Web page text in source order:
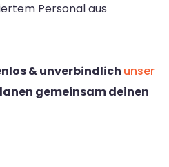
Personal aus
& unverbindlich unser
gemeinsam deinen